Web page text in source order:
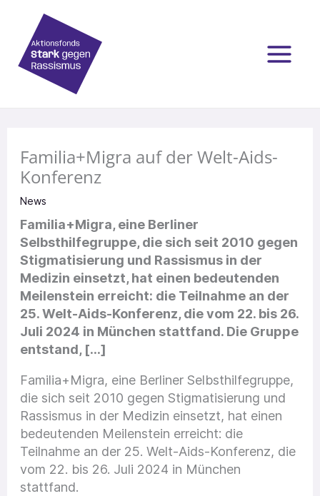
springen
Familia+Migra auf der Welt-Aids-
Konferenz
News
Familia+Migra, eine Berliner
Selbsthilfegruppe, die sich seit 2010 gegen
Stigmatisierung und Rassismus in der
Medizin einsetzt, hat einen bedeutenden
Meilenstein erreicht: die Teilnahme an der
25. Welt-Aids-Konferenz, die vom 22. bis 26.
Juli 2024 in München stattfand. Die Gruppe
entstand, […]
Familia+Migra, eine Berliner Selbsthilfegruppe,
die sich seit 2010 gegen Stigmatisierung und
Rassismus in der Medizin einsetzt, hat einen
bedeutenden Meilenstein erreicht: die
Teilnahme an der 25. Welt-Aids-Konferenz, die
vom 22. bis 26. Juli 2024 in München
stattfand.